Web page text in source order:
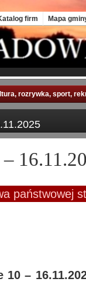
firm Mapa
rozrywka, sport,
państwowej
10 –